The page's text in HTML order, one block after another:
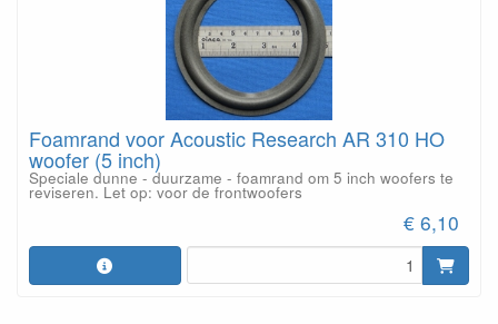
Foamrand voor Acoustic Research AR 310 HO
woofer (5 inch)
Speciale dunne - duurzame - foamrand om 5 inch woofers te
reviseren. Let op: voor de frontwoofers
€ 6,10